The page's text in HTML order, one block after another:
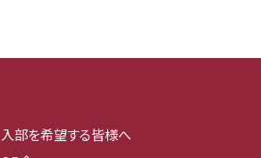
入部を希望する皆様へ